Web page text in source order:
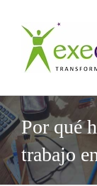
contenido
Por qué
trabajo